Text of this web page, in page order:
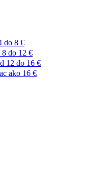
do 8 €
8 do 12 €
12 do 16 €
ako 16 €